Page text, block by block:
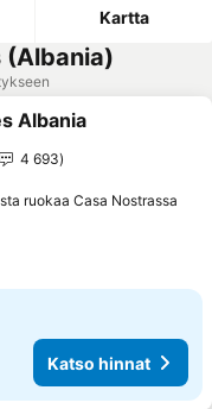
Kartta
(Albania)
Albania
4 693
ruokaa Casa Nostrassa
Katso hinnat